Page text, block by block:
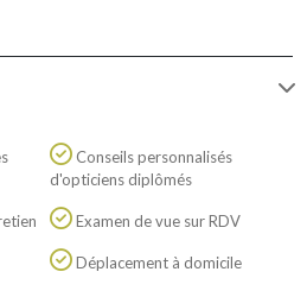
Conseils personnalisés
d'opticiens diplômés
Examen de vue sur RDV
Déplacement à domicile